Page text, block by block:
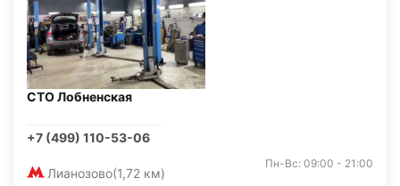
СТО Лобненская
+7 (499) 110-53-06
Лианозово(1,72 км)
Пн-Вс: 09:00 - 21:00